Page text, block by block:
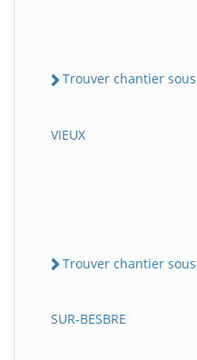
Trouver chantier
VIEUX
Trouver chantier
SUR-BESBRE